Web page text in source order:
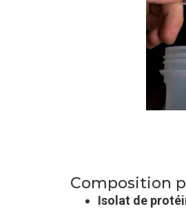
Composition
Isolat de